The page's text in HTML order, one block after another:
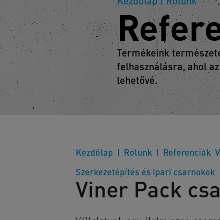
Termékeink
felhasználásra, ahol
lehetővé.
Kezdőlap Rólunk Referenciák
Szerkezetépítés és ipari csarnokok
Viner Pack